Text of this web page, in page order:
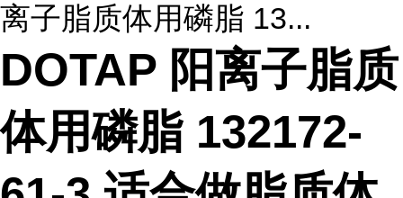
离子脂质体用磷脂 13...
DOTAP 阳离子脂质
体用磷脂 132172-